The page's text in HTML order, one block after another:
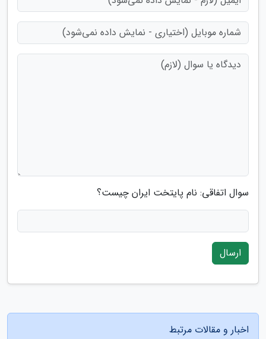
سوال اتفاقی: نام پایتخت ایران چیست؟
ارسال
اخبار و مقالات مرتبط